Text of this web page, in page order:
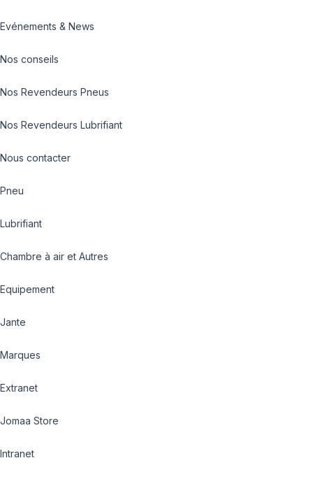
Evénements & News
Nos conseils
Nos Revendeurs Pneus
Nos Revendeurs Lubrifiant
Nous contacter
Pneu
Lubrifiant
Chambre à air et Autres
Equipement
Jante
Marques
Extranet
Jomaa Store
Intranet